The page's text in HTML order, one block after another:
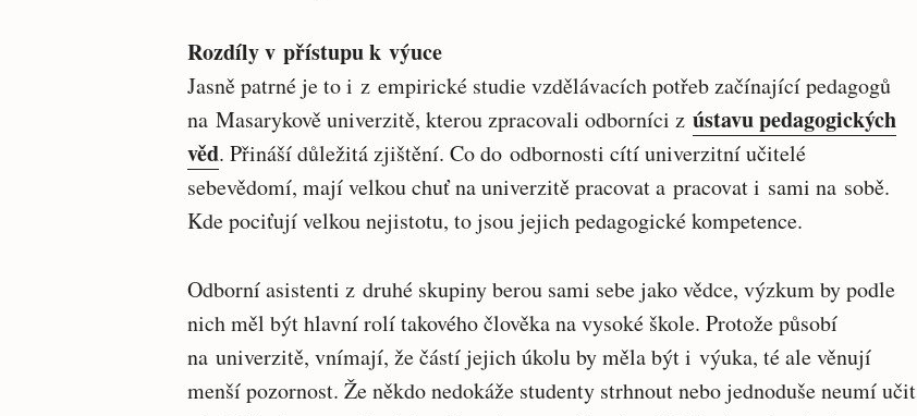
Rozdíly v přístupu k výuce
Jasně patrné je to i z empirické studie vzdělávacích potřeb začínající pedagogů
na Masarykově univerzitě, kterou zpracovali odborníci z ústavu pedagogických
věd. Přináší důležitá zjištění. Co do odbornosti cítí univerzitní učitelé
sebevědomí, mají velkou chuť na univerzitě pracovat a pracovat i sami na sobě.
Kde pociťují velkou nejistotu, to jsou jejich pedagogické kompetence.
Odborní asistenti z druhé skupiny berou sami sebe jako vědce, výzkum by podle
nich měl být hlavní rolí takového člověka na vysoké škole. Protože působí
na univerzitě, vnímají, že částí jejich úkolu by měla být i výuka, té ale věnují
menší pozornost. Že někdo nedokáže studenty strhnout nebo jednoduše neumí učit